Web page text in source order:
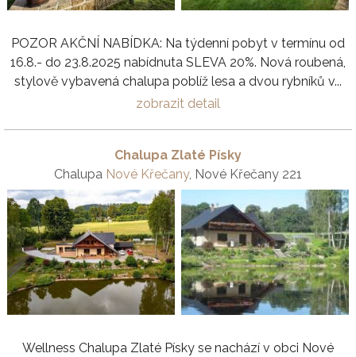
POZOR AKČNÍ NABÍDKA: Na týdenní pobyt v termínu od
16.8.- do 23.8.2025 nabídnuta SLEVA 20%. Nová roubená,
stylově vybavená chalupa poblíž lesa a dvou rybníků v...
zobrazit detail
Chalupa Zlaté Písky
Chalupa Nové Křečany, Nové Křečany 221
Wellness Chalupa Zlaté Písky se nachází v obci Nové